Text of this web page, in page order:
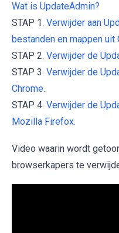
Wat is UpdateAdmin?
STAP 1. Verwijder aan
bestanden en mappen uit
STAP 2. Verwijder de
STAP 3. Verwijder de
Chrome.
STAP 4. Verwijder de
Mozilla Firefox.
Video waarin wordt
browserkapers te